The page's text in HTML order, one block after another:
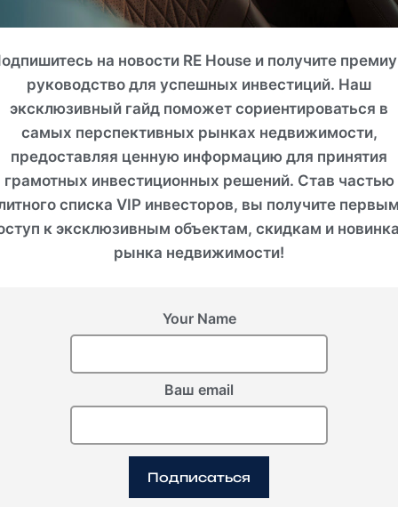
СМОТРЕТЬ ВСЕ ФОТО
предлагает исключительные инвестиционные
роста стоимости в связи с процессом
от аренды – идеально для краткосрочной и
проживание в Черногории без визы при
на перепродажу при покупке первичного жилья
При вторичных сделках:
3% (для объектов до €150 000)
на новости RE House и получите
руководство для успешных инвестиций. Наш
эксклюзивный гайд поможет сориентироваться в
самых перспективных рынках недвижимости,
предоставляя ценную информацию для принятия
грамотных инвестиционных решений. Став частью
списка VIP инвесторов, вы получите
к эксклюзивным объектам, скидкам и
рынка недвижимости!
Your Name
Ваш email
Подписаться